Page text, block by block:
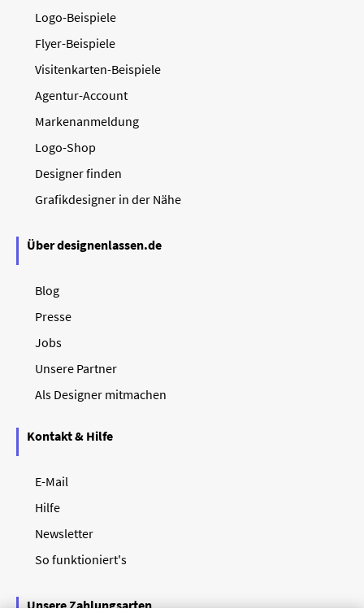
Logo-Beispiele
Flyer-Beispiele
Visitenkarten-Beispiele
Agentur-Account
Markenanmeldung
Logo-Shop
Designer finden
Grafikdesigner in der Nähe
Über designenlassen.de
Blog
Presse
Jobs
Unsere Partner
Als Designer mitmachen
Kontakt & Hilfe
E-Mail
Hilfe
Newsletter
So funktioniert's
Unsere Zahlungsarten